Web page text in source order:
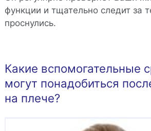
функции и тщательно следит за
проснулись.
Какие вспомогательные
могут понадобиться
на плече?